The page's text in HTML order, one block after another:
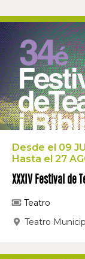
Desde el 09
Hasta el 27
XXXIV Festival de
Teatro
Teatro